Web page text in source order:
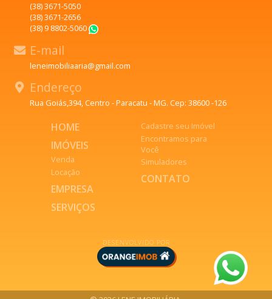
(38) 3671-5050
(38) 3671-2656
(38) 9 8802-5060
E-mail
leneimobiliaaria@gmail.com
Endereço
Rua Goiás,394, Centro - Paracatu - MG. Cep: 38600 -126
HOME
IMÓVEIS
Venda
Locação
EMPRESA
SERVIÇOS
Cadastre seu Imóvel
Encontramos para
Você
Simuladores
CONTATO
DESENVOLVIDO POR